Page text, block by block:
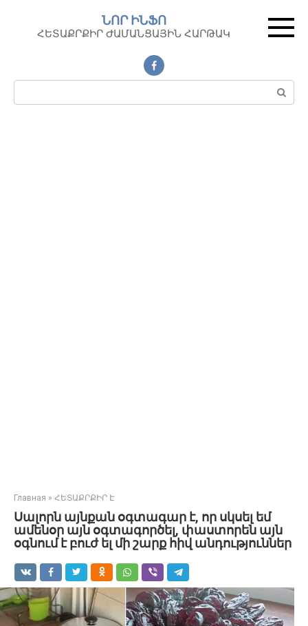
контенту
ՆՈՐ ԻՆՖՈ
ՀԵՏԱՔՐՔԻՐ ԺԱՄԱՆՑԱՅԻՆ ՀԱՐԹԱԿ
Поиск:
Главная » ՀԵՏԱՔՐՔԻՐ Է
Սալորն այնքան օգտագար է, որ սկսել եմ
ամենօր այն օգտագործել, փաստորեն այն
օգնում է բուժ ել մի շարք հիվ անդություններ